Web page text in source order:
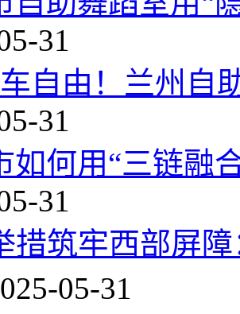
31
自由！兰州自
31
如何用“三链融
31
措筑牢西部屏
05-31